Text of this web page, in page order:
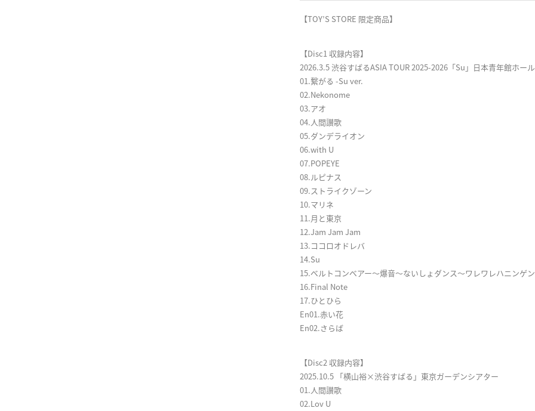
【TOY’S STORE 限定商品】
【Disc1 収録内容】
2026.3.5 渋谷すばるASIA TOUR 2025-2026「Su」日本青年館ホール
01.繋がる -Su ver.
02.Nekonome
03.アオ
04.⼈間讃歌
05.ダンデライオン
06.with U
07.POPEYE
08.ルピナス
09.ストライクゾーン
10.マリネ
11.⽉と東京
12.Jam Jam Jam
13.ココロオドレバ
14.Su
15.ベルトコンベアー～爆⾳～ないしょダンス～ワレワレハニンゲ
16.Final Note
17.ひとひら
En01.⾚い花
En02.さらば
【Disc2 収録内容】
2025.10.5 「横山裕×渋谷すばる」東京ガーデンシアター
01.⼈間讃歌
02.Lov U